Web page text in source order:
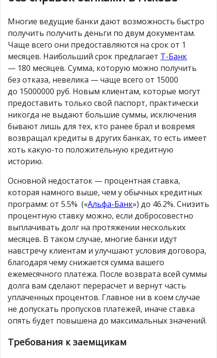
Многие ведущие банки дают возможность быстро
получить получить деньги по двум документам.
Чаще всего они предоставляются на срок от 1
месяцев. Наибольший срок предлагает Т-Банк
— 180 месяцев. Сумма, которую можно получить
без отказа, невелика — чаще всего от 15000
до 15000000 руб. Новым клиентам, которые могут
предоставить только свой паспорт, практически
никогда не выдают большие суммы, исключения
бывают лишь для тех, кто ранее брал и вовремя
возвращал кредиты в других банках, то есть имеет
хоть какую-то положительную кредитную
историю.
Основной недостаток — процентная ставка,
которая намного выше, чем у обычных кредитных
программ: от 5.5% («Альфа-Банк») до 46.2%. Снизить
процентную ставку можно, если добросовестно
выплачивать долг на протяжении нескольких
месяцев. В таком случае, многие банки идут
навстречу клиентам и улучшают условия договора,
благодаря чему снижается сумма вашего
ежемесячного платежа. После возврата всей суммы
долга вам сделают перерасчет и вернут часть
уплаченных процентов. Главное ни в коем случае
не допускать пропусков платежей, иначе ставка
опять будет повышена до максимальных значений.
Требования к заемщикам